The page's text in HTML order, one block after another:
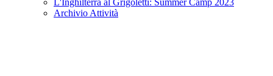
L'Inghilterra al Grigoletti: Summer Camp 2023
Archivio Attività